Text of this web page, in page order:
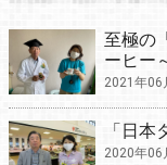
至極の
ーヒー
2021年06
「日本
2020年06